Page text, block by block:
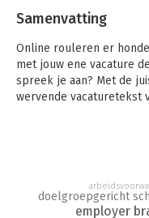
Samenvatting
Online rouleren er
met jouw ene vacature
spreek je aan? Met de
wervende vacaturetekst
voortaan eenvoudiger,
een musthave voor
employer
doelgroepgericht